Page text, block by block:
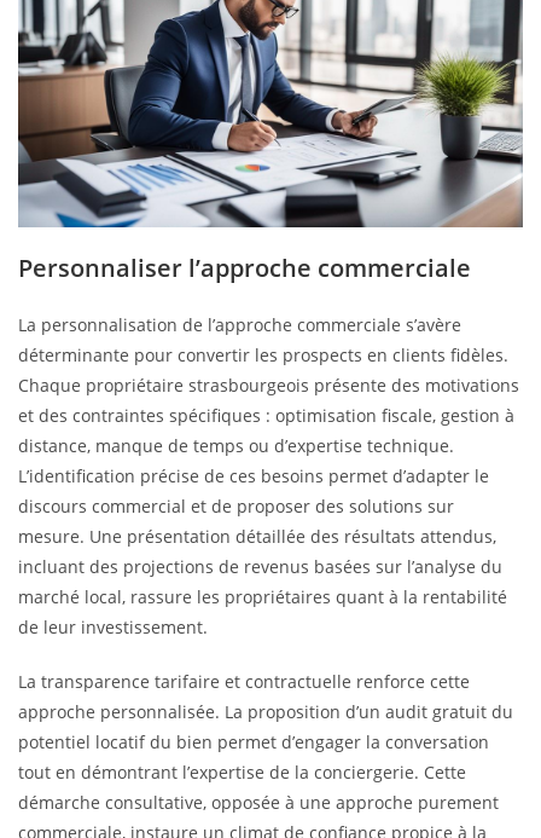
Personnaliser l’approche commerciale
La personnalisation de l’approche commerciale s’avère
déterminante pour convertir les prospects en clients fidèles.
Chaque propriétaire strasbourgeois présente des motivations
et des contraintes spécifiques : optimisation fiscale, gestion à
distance, manque de temps ou d’expertise technique.
L’identification précise de ces besoins permet d’adapter le
discours commercial et de proposer des solutions sur
mesure. Une présentation détaillée des résultats attendus,
incluant des projections de revenus basées sur l’analyse du
marché local, rassure les propriétaires quant à la rentabilité
de leur investissement.
La transparence tarifaire et contractuelle renforce cette
approche personnalisée. La proposition d’un audit gratuit du
potentiel locatif du bien permet d’engager la conversation
tout en démontrant l’expertise de la conciergerie. Cette
démarche consultative, opposée à une approche purement
commerciale, instaure un climat de confiance propice à la